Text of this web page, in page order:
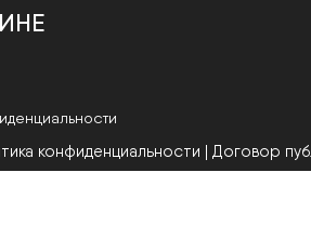
конфиденциальности Договор